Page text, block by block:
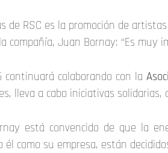
de RSC es la promoción de
compañía, Juan Bornay: “Es
colaborando con la
lleva a cabo iniciativas solidarias,
está convencido de que la
como su empresa, están